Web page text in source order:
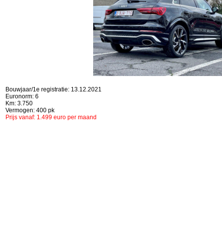
Bouwjaar/1e registratie: 13.12.2021
Euronorm: 6
Km: 3.750
Vermogen: 400 pk
Prijs vanaf: 1.499 euro per maand